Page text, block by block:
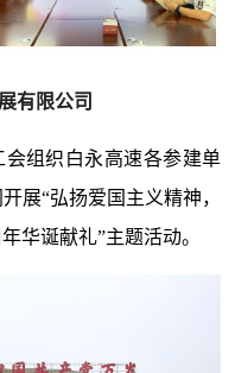
有限公司
组织白永高速各参建单
展“弘扬爱国主义精神，
华诞献礼”主题活动。